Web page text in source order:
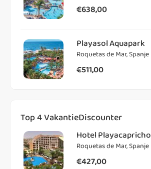
€638,00
Playasol Aquapark
Roquetas de Mar, Spanje
€511,00
Top 4 VakantieDiscounter
Hotel Playacapricho
Roquetas de Mar, Spanje
€427,00